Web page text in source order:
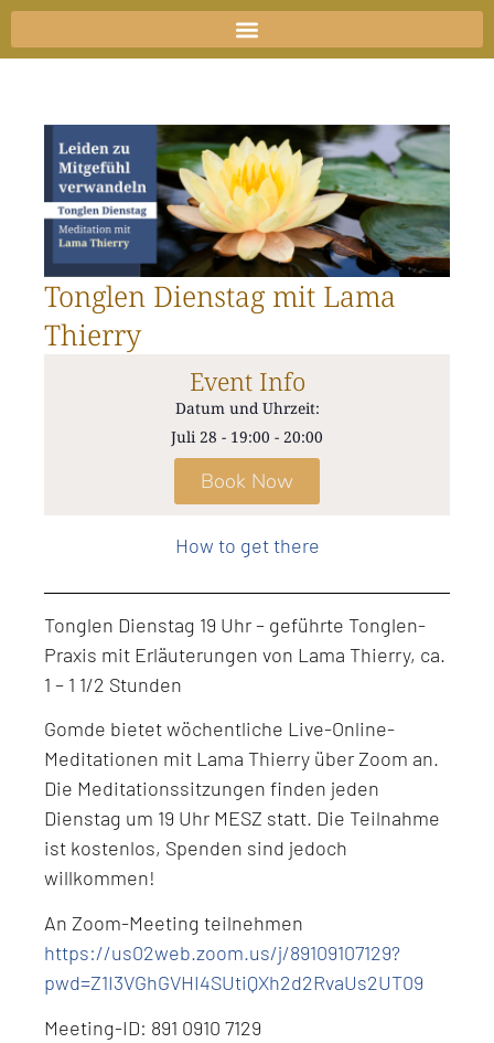
Zum
Inhalt
Tonglen Dienstag mit Lama
Thierry
Event Info
Datum und Uhrzeit:
Juli 28 - 19:00 - 20:00
Book Now
How to get there
Tonglen Dienstag 19 Uhr – geführte Tonglen-
Praxis mit Erläuterungen von Lama Thierry, ca.
1 – 1 1/2 Stunden
Gomde bietet wöchentliche Live-Online-
Meditationen mit Lama Thierry über Zoom an.
Die Meditationssitzungen finden jeden
Dienstag um 19 Uhr MESZ statt. Die Teilnahme
ist kostenlos, Spenden sind jedoch
willkommen!
An Zoom-Meeting teilnehmen
https://us02web.zoom.us/j/89109107129?
pwd=Z1I3VGhGVHI4SUtiQXh2d2RvaUs2UT09
Meeting-ID: 891 0910 7129